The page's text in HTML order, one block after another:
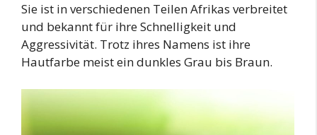
Sie ist in verschiedenen Teilen Afrikas verbreitet
und bekannt für ihre Schnelligkeit und
Aggressivität. Trotz ihres Namens ist ihre
Hautfarbe meist ein dunkles Grau bis Braun.